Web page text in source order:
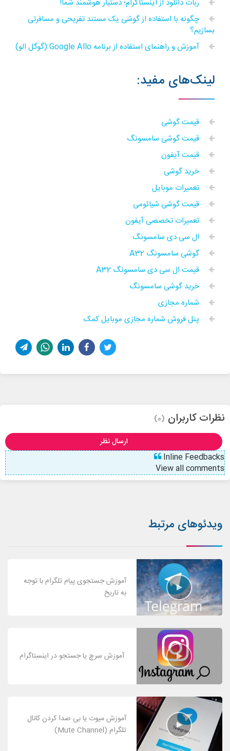
ربات دانلود از اینستاگرام؛ دستیار هوشمند شما!
چگونه با استفاده از گوشی یک مستند تفریحی و مسافرتی
بسازیم؟
آموزش و راهنمای استفاده از برنامه Google Allo (گوگل الو)
لینک‌های مفید:
قیمت گوشی
قیمت گوشی سامسونگ
قیمت آیفون
خرید گوشی
تعمیرات موبایل
قیمت گوشی شیائومی
تعمیرات تخصصی آیفون
ال سی دی سامسونگ
گوشی سامسونگ A32
قیمت ال سی دی سامسونگ A32
خرید گوشی سامسونگ
شماره مجازی
پنل فروش شماره مجازی موبایل کمک
نظرات کاربران (0)
ارسال نظر
Inline Feedbacks
View all comments
ویدئوهای مرتبط
آموزش جستجوی پیام تلگرام با توجه
به تاریخ
آموزش سرچ یا جستجو در اینستاگرام
آموزش میوت یا بی صدا کردن کانال
تلگرام (Mute Channel)